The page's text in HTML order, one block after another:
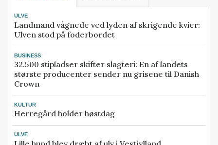
ULVE
Landmand vågnede ved lyden af skrigende kvier:
Ulven stod på foderbordet
BUSINESS
32.500 stipladser skifter slagteri: En af landets
største producenter sender nu grisene til Danish
Crown
KULTUR
Herregård holder høstdag
ULVE